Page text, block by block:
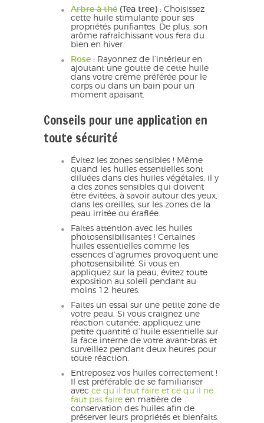
Arbre à thé (Tea tree) : Choisissez
cette huile stimulante pour ses
propriétés purifiantes. De plus, son
arôme rafraîchissant vous fera du
bien en hiver.
Rose : Rayonnez de l’intérieur en
ajoutant une goutte de cette huile
dans votre crème préférée pour le
corps ou dans un bain pour un
moment apaisant.
Conseils pour une application en
toute sécurité
Évitez les zones sensibles ! Même
quand les huiles essentielles sont
diluées dans des huiles végétales, il y
a des zones sensibles qui doivent
être évitées, à savoir autour des yeux,
dans les oreilles, sur les zones de la
peau irritée ou éraflée.
Faites attention avec les huiles
photosensibilisantes ! Certaines
huiles essentielles comme les
essences d’agrumes provoquent une
photosensibilité. Si vous en
appliquez sur la peau, évitez toute
exposition au soleil pendant au
moins 12 heures.
Faites un essai sur une petite zone de
votre peau. Si vous craignez une
réaction cutanée, appliquez une
petite quantité d’huile essentielle sur
la face interne de votre avant-bras et
surveillez pendant deux heures pour
toute réaction.
Entreposez vos huiles correctement !
Il est préférable de se familiariser
avec ce qu’il faut faire et ce qu’il ne
faut pas faire en matière de
conservation des huiles afin de
préserver leurs propriétés et bienfaits.